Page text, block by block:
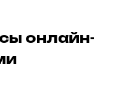
онлайн-